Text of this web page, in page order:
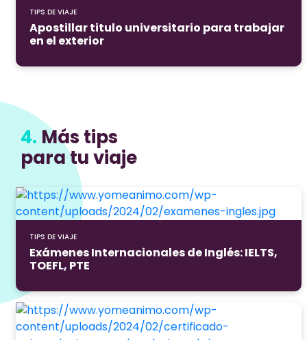
TIPS DE VIAJE
Apostillar titulo universitario para trabajar
en el exterior
4. Más tips
para tu viaje
TIPS DE VIAJE
Exámenes Internacionales de Inglés: IELTS,
TOEFL, PTE